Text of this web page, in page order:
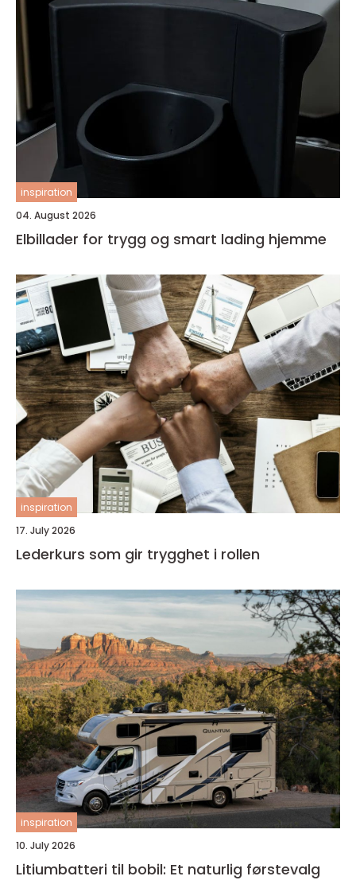
inspiration
04. August 2026
Elbillader for trygg og smart lading hjemme
inspiration
17. July 2026
Lederkurs som gir trygghet i rollen
inspiration
10. July 2026
Litiumbatteri til bobil: Et naturlig førstevalg